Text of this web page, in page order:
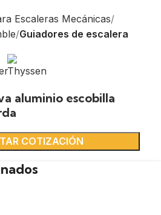
Escaleras Mecánicas
Guiadores de escalera
aluminio escobilla
COTIZACIÓN